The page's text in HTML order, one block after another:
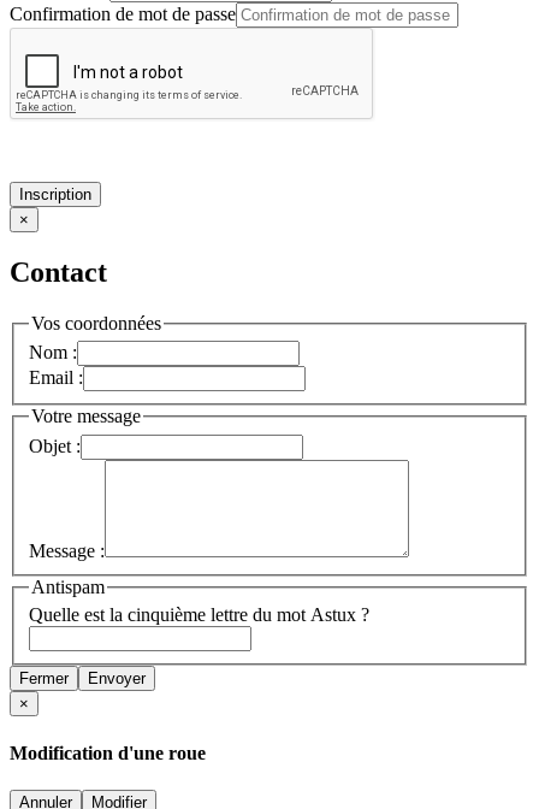
Confirmation de mot de passe
Inscription
×
Contact
Vos coordonnées
Nom :
Email :
Votre message
Objet :
Message :
Antispam
Quelle est la cinquième lettre du mot Astux ?
Fermer
Envoyer
×
Modification d'une roue
Annuler Modifier